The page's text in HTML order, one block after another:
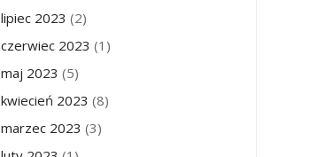
lipiec 2023 (2)
czerwiec 2023 (1)
maj 2023 (5)
kwiecień 2023 (8)
marzec 2023 (3)